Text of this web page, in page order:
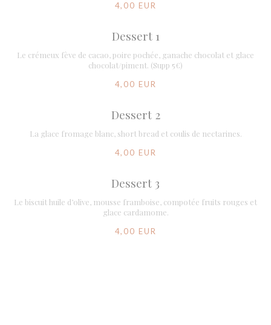
4,00 EUR
Dessert 1
Le crémeux fève de cacao, poire pochée, ganache chocolat et glace
chocolat/piment. (Supp 5€)
4,00 EUR
Dessert 2
La glace fromage blanc, short bread et coulis de nectarines.
4,00 EUR
Dessert 3
Le biscuit huile d’olive, mousse framboise, compotée fruits rouges et
glace cardamome.
4,00 EUR